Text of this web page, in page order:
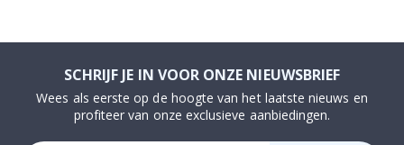
SCHRIJF JE IN VOOR ONZE NIEUWSBRIEF
Wees als eerste op de hoogte van het laatste nieuws en
profiteer van onze exclusieve aanbiedingen.